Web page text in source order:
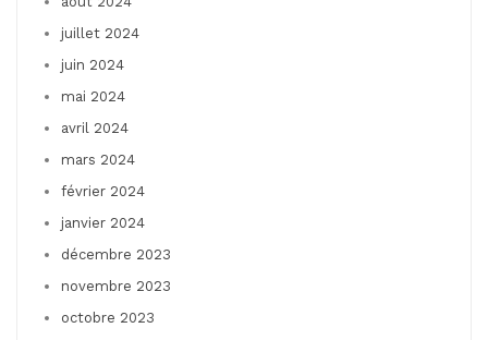
juillet 2024
juin 2024
mai 2024
avril 2024
mars 2024
février 2024
janvier 2024
décembre 2023
novembre 2023
octobre 2023